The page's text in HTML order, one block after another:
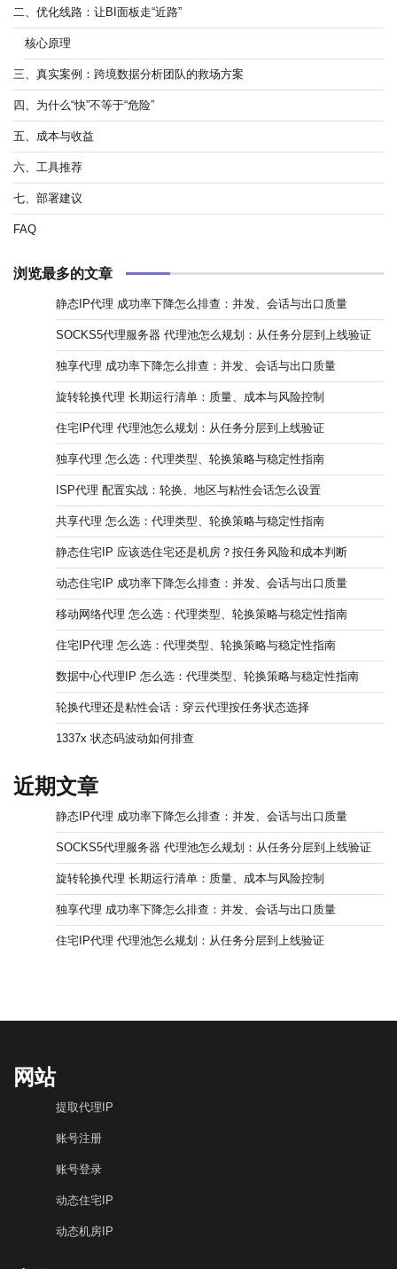
二、优化线路：让BI面板走“近路”
核心原理
三、真实案例：跨境数据分析团队的救场方案
四、为什么“快”不等于“危险”
五、成本与收益
六、工具推荐
七、部署建议
FAQ
浏览最多的文章
静态IP代理 成功率下降怎么排查：并发、会话与出口质量
SOCKS5代理服务器 代理池怎么规划：从任务分层到上线验证
独享代理 成功率下降怎么排查：并发、会话与出口质量
旋转轮换代理 长期运行清单：质量、成本与风险控制
住宅IP代理 代理池怎么规划：从任务分层到上线验证
独享代理 怎么选：代理类型、轮换策略与稳定性指南
ISP代理 配置实战：轮换、地区与粘性会话怎么设置
共享代理 怎么选：代理类型、轮换策略与稳定性指南
静态住宅IP 应该选住宅还是机房？按任务风险和成本判断
动态住宅IP 成功率下降怎么排查：并发、会话与出口质量
移动网络代理 怎么选：代理类型、轮换策略与稳定性指南
住宅IP代理 怎么选：代理类型、轮换策略与稳定性指南
数据中心代理IP 怎么选：代理类型、轮换策略与稳定性指南
轮换代理还是粘性会话：穿云代理按任务状态选择
1337x 状态码波动如何排查
近期文章
静态IP代理 成功率下降怎么排查：并发、会话与出口质量
SOCKS5代理服务器 代理池怎么规划：从任务分层到上线验证
旋转轮换代理 长期运行清单：质量、成本与风险控制
独享代理 成功率下降怎么排查：并发、会话与出口质量
住宅IP代理 代理池怎么规划：从任务分层到上线验证
网站
提取代理IP
账号注册
账号登录
动态住宅IP
动态机房IP